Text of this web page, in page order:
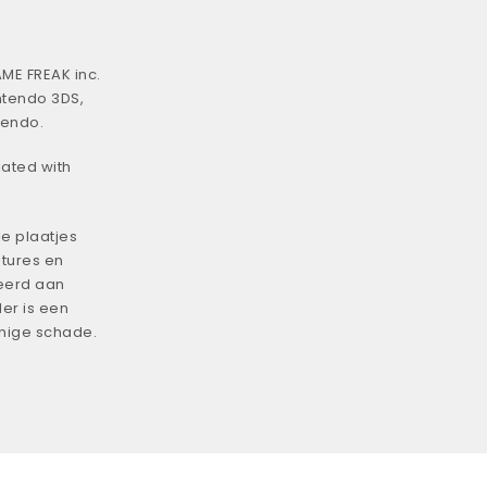
FREAK inc.
3DS,
with
plaatjes
en
aan
is een
schade.